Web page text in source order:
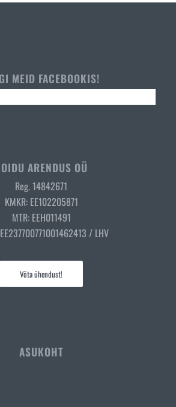
MEID FACEBOOKIS!
ARENDUS OÜ
Reg. 14842671
KMKR: EE102205871
MTR: EEH011491
/ LHV
Võta ühendust!
ASUKOHT